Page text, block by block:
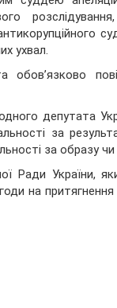
ухвал.
депутата
за
за образу чи
Ради України,
на